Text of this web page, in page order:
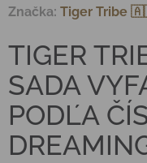
TIGER
SADA
PODĽA
Značka: Tiger Tribe